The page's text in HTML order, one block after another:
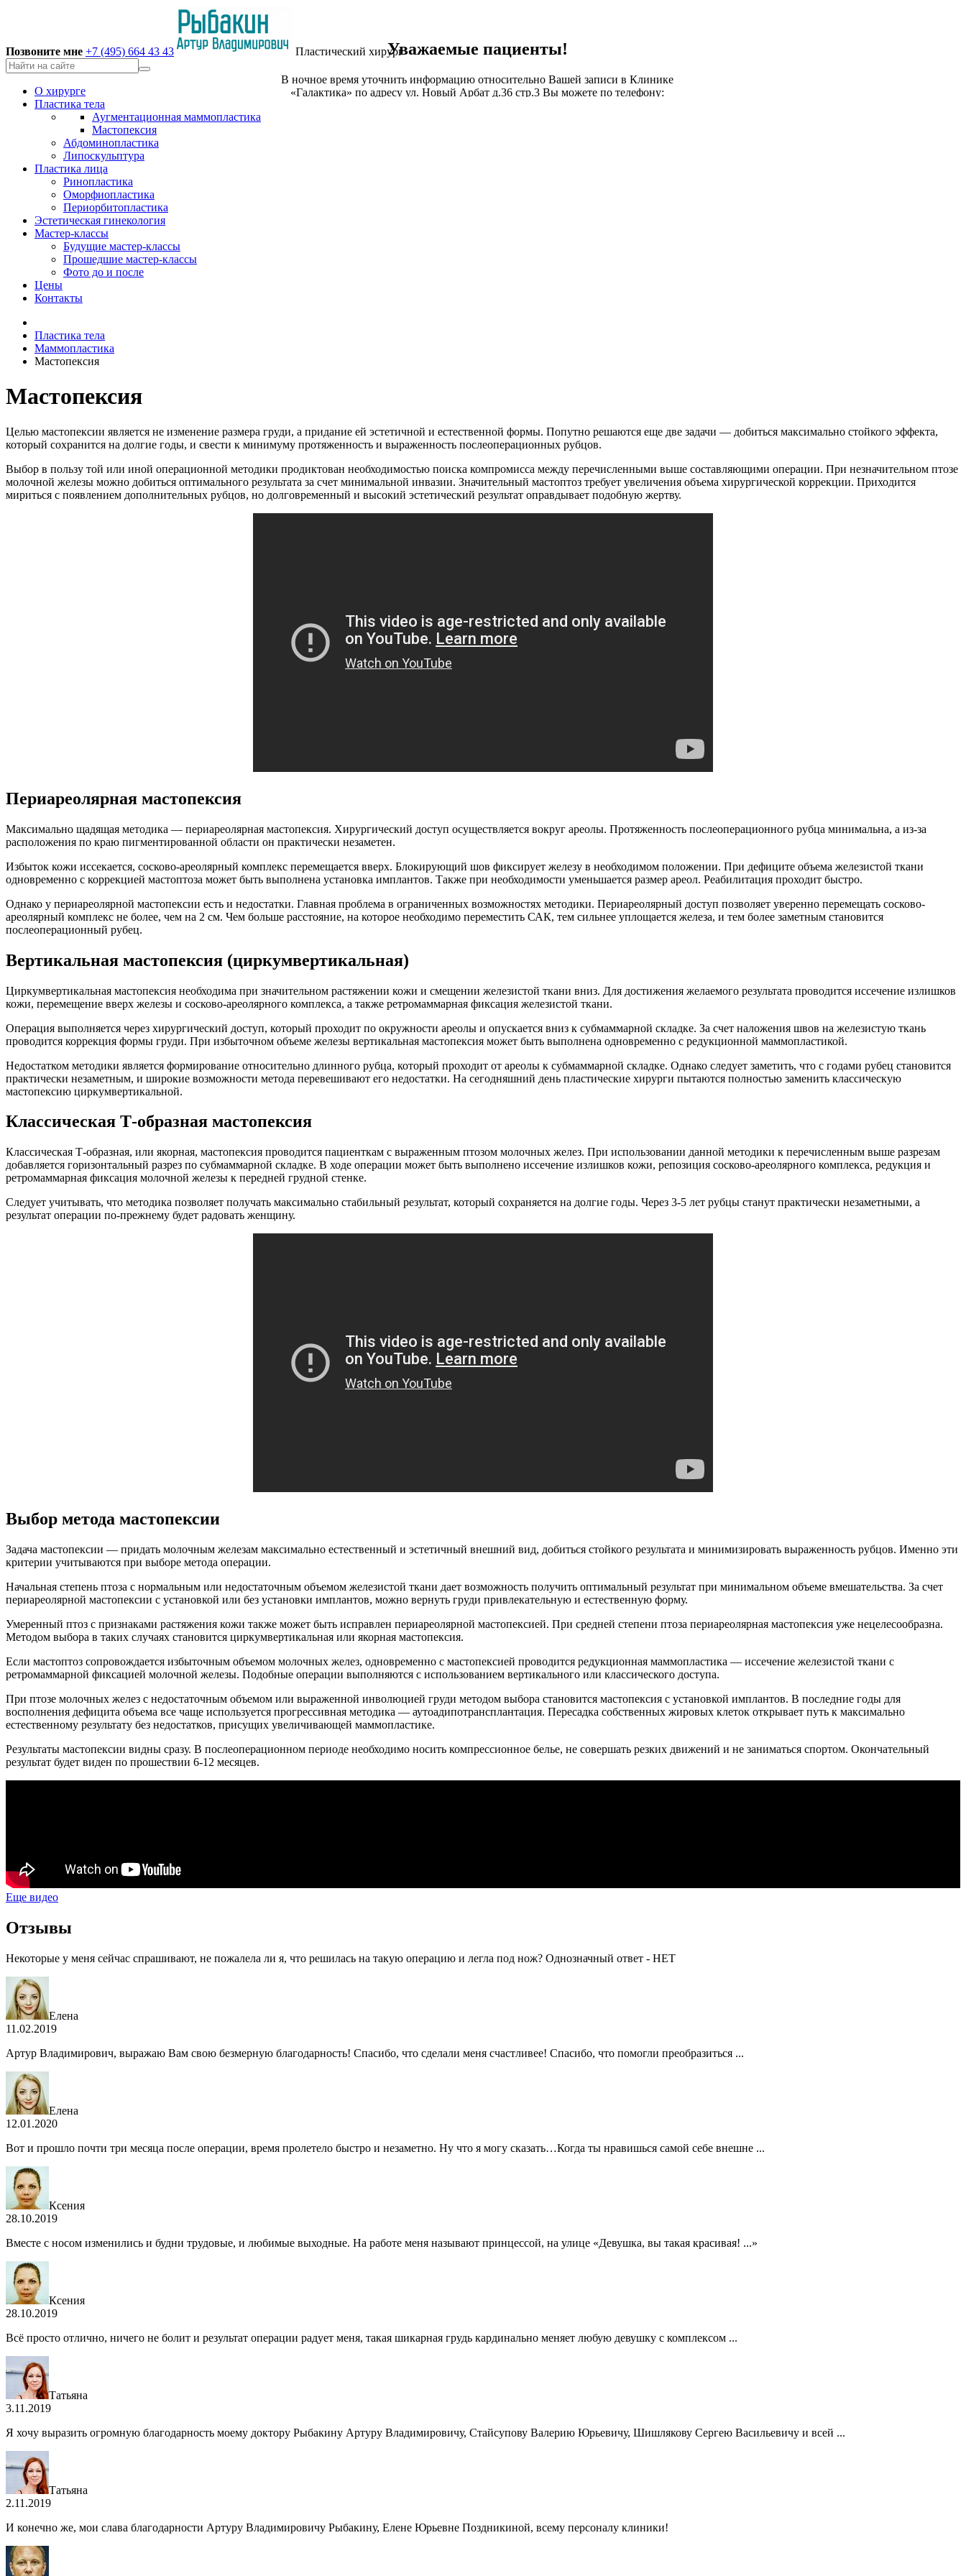
Позвоните мне +7 (495) 664 43 43 Пластический хирург
О хирурге
Пластика тела
Аугментационная маммопластика
Мастопексия
Абдоминопластика
Липоскульптура
Пластика лица
Ринопластика
Оморфиопластика
Периорбитопластика
Эстетическая гинекология
Мастер-классы
Будущие мастер-классы
Прошедшие мастер-классы
Фото до и после
Цены
Контакты
Пластика тела
Маммопластика
Мастопексия
Мастопексия
Целью мастопексии является не изменение размера груди, а придание ей эстетичной и естественной формы. Попутно решаются еще две задачи — добиться максимально стойкого эффекта,
который сохранится на долгие годы, и свести к минимуму протяженность и выраженность послеоперационных рубцов.
Выбор в пользу той или иной операционной методики продиктован необходимостью поиска компромисса между перечисленными выше составляющими операции. При незначительном птозе
молочной железы можно добиться оптимального результата за счет минимальной инвазии. Значительный мастоптоз требует увеличения объема хирургической коррекции. Приходится
мириться с появлением дополнительных рубцов, но долговременный и высокий эстетический результат оправдывает подобную жертву.
Периареолярная мастопексия
Максимально щадящая методика — периареолярная мастопексия. Хирургический доступ осуществляется вокруг ареолы. Протяженность послеоперационного рубца минимальна, а из-за
расположения по краю пигментированной области он практически незаметен.
Избыток кожи иссекается, сосково-ареолярный комплекс перемещается вверх. Блокирующий шов фиксирует железу в необходимом положении. При дефиците объема железистой ткани
одновременно с коррекцией мастоптоза может быть выполнена установка имплантов. Также при необходимости уменьшается размер ареол. Реабилитация проходит быстро.
Однако у периареолярной мастопексии есть и недостатки. Главная проблема в ограниченных возможностях методики. Периареолярный доступ позволяет уверенно перемещать сосково-
ареолярный комплекс не более, чем на 2 см. Чем больше расстояние, на которое необходимо переместить САК, тем сильнее уплощается железа, и тем более заметным становится
послеоперационный рубец.
Вертикальная мастопексия (циркумвертикальная)
Циркумвертикальная мастопексия необходима при значительном растяжении кожи и смещении железистой ткани вниз. Для достижения желаемого результата проводится иссечение излишков
кожи, перемещение вверх железы и сосково-ареолярного комплекса, а также ретромаммарная фиксация железистой ткани.
Операция выполняется через хирургический доступ, который проходит по окружности ареолы и опускается вниз к субмаммарной складке. За счет наложения швов на железистую ткань
проводится коррекция формы груди. При избыточном объеме железы вертикальная мастопексия может быть выполнена одновременно с редукционной маммопластикой.
Недостатком методики является формирование относительно длинного рубца, который проходит от ареолы к субмаммарной складке. Однако следует заметить, что с годами рубец становится
практически незаметным, и широкие возможности метода перевешивают его недостатки. На сегодняшний день пластические хирурги пытаются полностью заменить классическую
мастопексию циркумвертикальной.
Классическая Т-образная мастопексия
Классическая Т-образная, или якорная, мастопексия проводится пациенткам с выраженным птозом молочных желез. При использовании данной методики к перечисленным выше разрезам
добавляется горизонтальный разрез по субмаммарной складке. В ходе операции может быть выполнено иссечение излишков кожи, репозиция сосково-ареолярного комплекса, редукция и
ретромаммарная фиксация молочной железы к передней грудной стенке.
Следует учитывать, что методика позволяет получать максимально стабильный результат, который сохраняется на долгие годы. Через 3-5 лет рубцы станут практически незаметными, а
результат операции по-прежнему будет радовать женщину.
Выбор метода мастопексии
Задача мастопексии — придать молочным железам максимально естественный и эстетичный внешний вид, добиться стойкого результата и минимизировать выраженность рубцов. Именно эти
критерии учитываются при выборе метода операции.
Начальная степень птоза с нормальным или недостаточным объемом железистой ткани дает возможность получить оптимальный результат при минимальном объеме вмешательства. За счет
периареолярной мастопексии с установкой или без установки имплантов, можно вернуть груди привлекательную и естественную форму.
Умеренный птоз с признаками растяжения кожи также может быть исправлен периареолярной мастопексией. При средней степени птоза периареолярная мастопексия уже нецелесообразна.
Методом выбора в таких случаях становится циркумвертикальная или якорная мастопексия.
Если мастоптоз сопровождается избыточным объемом молочных желез, одновременно с мастопексией проводится редукционная маммопластика — иссечение железистой ткани с
ретромаммарной фиксацией молочной железы. Подобные операции выполняются с использованием вертикального или классического доступа.
При птозе молочных желез с недостаточным объемом или выраженной инволюцией груди методом выбора становится мастопексия с установкой имплантов. В последние годы для
восполнения дефицита объема все чаще используется прогрессивная методика — аутоадипотрансплантация. Пересадка собственных жировых клеток открывает путь к максимально
естественному результату без недостатков, присущих увеличивающей маммопластике.
Результаты мастопексии видны сразу. В послеоперационном периоде необходимо носить компрессионное белье, не совершать резких движений и не заниматься спортом. Окончательный
результат будет виден по прошествии 6-12 месяцев.
Еще видео
Отзывы
Некоторые у меня сейчас спрашивают, не пожалела ли я, что решилась на такую операцию и легла под нож? Однозначный ответ - НЕТ
Елена
11.02.2019
Артур Владимирович, выражаю Вам свою безмерную благодарность! Спасибо, что сделали меня счастливее! Спасибо, что помогли преобразиться ...
Елена
12.01.2020
Вот и прошло почти три месяца после операции, время пролетело быстро и незаметно. Ну что я могу сказать…Когда ты нравишься самой себе внешне ...
Ксения
28.10.2019
Вместе с носом изменились и будни трудовые, и любимые выходные. На работе меня называют принцессой, на улице «Девушка, вы такая красивая! ...»
Ксения
28.10.2019
Всё просто отлично, ничего не болит и результат операции радует меня, такая шикарная грудь кардинально меняет любую девушку с комплексом ...
Татьяна
3.11.2019
Я хочу выразить огромную благодарность моему доктору Рыбакину Артуру Владимировичу, Стайсупову Валерию Юрьевичу, Шишлякову Сергею Васильевичу и всей ...
Татьяна
2.11.2019
И конечно же, мои слава благодарности Артуру Владимировичу Рыбакину, Елене Юрьевне Поздникиной, всему персоналу клиники!
Уважаемые пациенты!
В ночное время уточнить информацию относительно Вашей записи в Клинике
«Галактика» по адресу ул. Новый Арбат д.36 стр.3 Вы можете по телефону: